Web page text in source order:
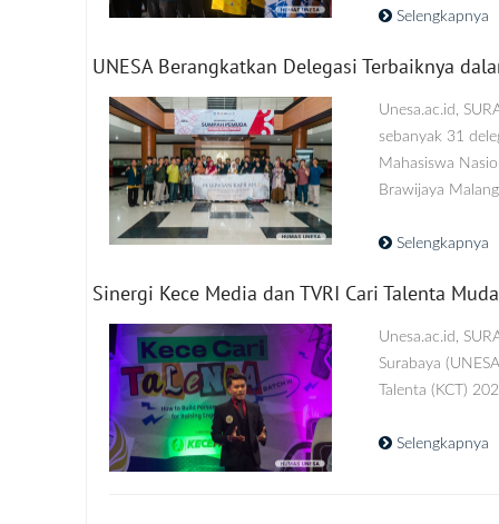
Selengkapnya
UNESA Berangkatkan Delegasi Terbaiknya
Unesa.ac.id,
sebanyak 31
Mahasiswa
Brawijaya
Selengkapnya
Sinergi Kece Media dan TVRI Cari Talenta
Unesa.ac.id,
Surabaya
Talenta (KCT)
Selengkapnya